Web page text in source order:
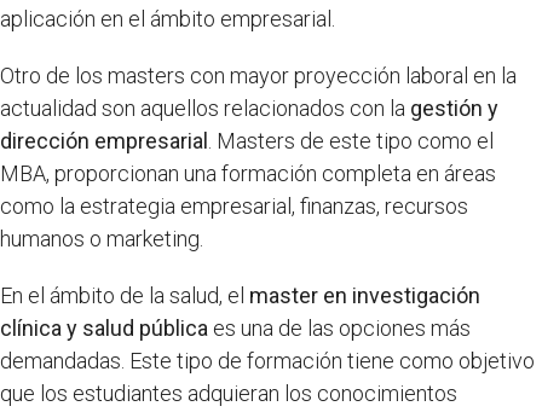
aplicación en el ámbito empresarial.
Otro de los masters con mayor proyección laboral en la
actualidad son aquellos relacionados con la gestión y
dirección empresarial
. Masters de este tipo como el
MBA, proporcionan una formación completa en áreas
como la estrategia empresarial, finanzas, recursos
humanos o marketing.
En el ámbito de la salud, el master en investigación
clínica y salud pública es una de las opciones más
demandadas. Este tipo de formación tiene como objetivo
que los estudiantes adquieran los conocimientos